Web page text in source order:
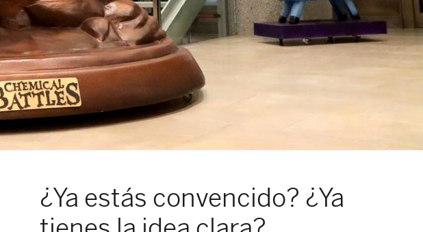
¿Ya estás convencido? ¿Ya